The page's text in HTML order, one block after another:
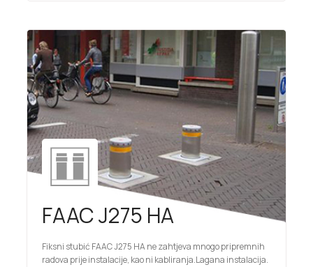
FAAC J275 HA
Fiksni stubić FAAC J275 HA ne zahtjeva mnogo pripremnih
radova prije instalacije, kao ni kabliranja.Lagana instalacija.